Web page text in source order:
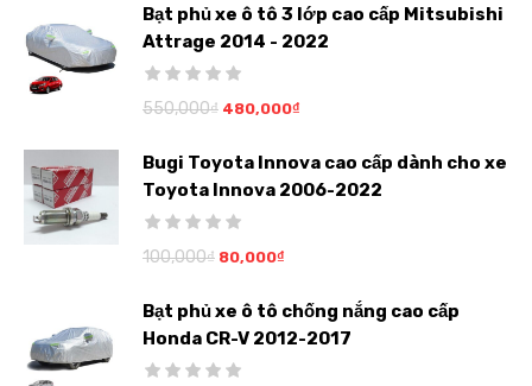
Bạt phủ xe ô tô 3 lớp cao cấp Mitsubishi
Attrage 2014 - 2022
550,000₫ 480,000₫
Bugi Toyota Innova cao cấp dành cho xe
Toyota Innova 2006-2022
100,000₫ 80,000₫
Bạt phủ xe ô tô chống nắng cao cấp
Honda CR-V 2012-2017